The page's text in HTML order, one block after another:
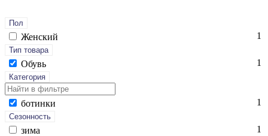
Пол
Женский 1
Тип товара
Обувь 1
Категория
бо­тин­ки 1
Сезонность
зи­ма 1